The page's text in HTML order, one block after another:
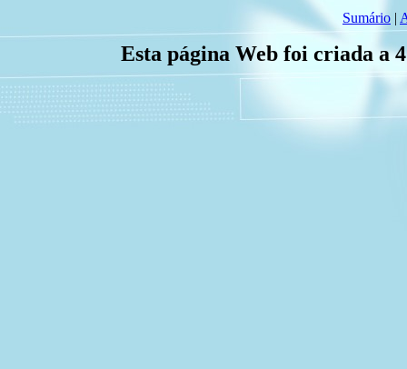
Sumário |
Esta página Web foi criada a